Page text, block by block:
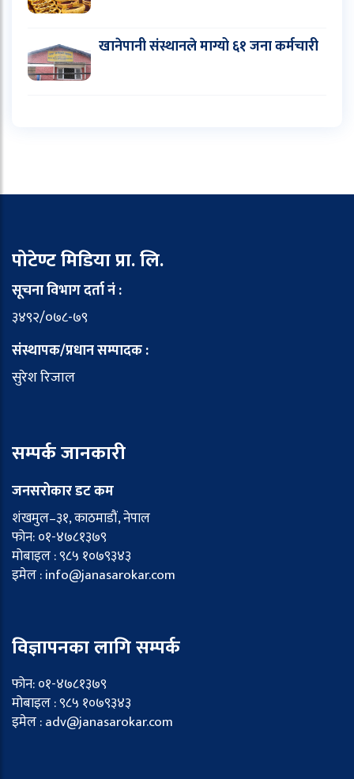
खानेपानी संस्थानले माग्यो ६१ जना कर्मचारी
पोटेण्ट मिडिया प्रा. लि.
सूचना विभाग दर्ता नं :
३४९२/०७८-७९
संस्थापक/प्रधान सम्पादक :
सुरेश रिजाल
सम्पर्क जानकारी
जनसरोकार डट कम
शंखमुल–३१, काठमाडौं, नेपाल
फोन: ०१-४७८१३७९
मोबाइल : ९८५ १०७९३४३
इमेल : info@janasarokar.com
विज्ञापनका लागि सम्पर्क
फोन: ०१-४७८१३७९
मोबाइल : ९८५ १०७९३४३
इमेल : adv@janasarokar.com